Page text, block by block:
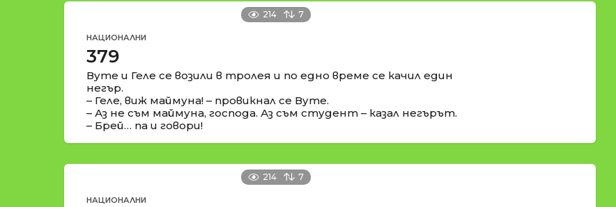
214 7
НАЦИОНАЛНИ
379
Вуте и Геле се возили в тролея и по едно време се качил един
негър.
– Геле, виж маймуна! – провикнал се Вуте.
– Аз не съм маймуна, господа. Аз съм студент – казал негърът.
– Брей… па и говори!
214 7
НАЦИОНАЛНИ